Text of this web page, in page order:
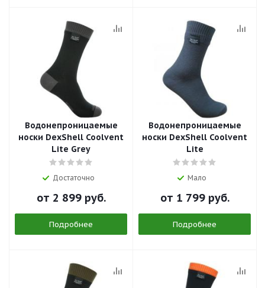
Водонепроницаемые
носки DexShell Coolvent
Lite Grey
Достаточно
от 2 899 руб.
Подробнее
Водонепроницаемые
носки DexShell Coolvent
Lite
Мало
от 1 799 руб.
Подробнее